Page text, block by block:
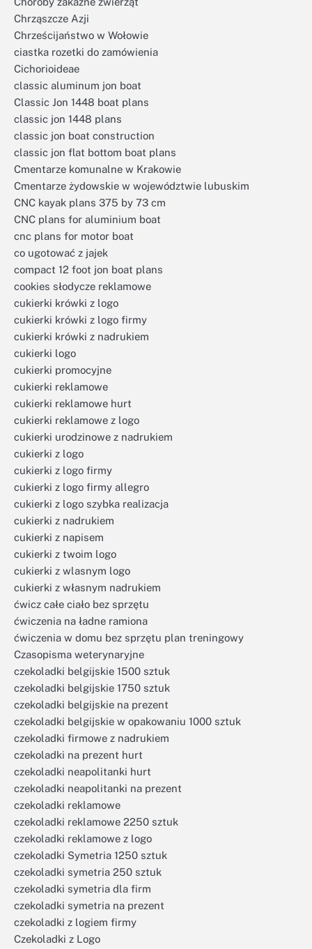
Chrząszcze Azji
Chrześcijaństwo w Wołowie
ciastka rozetki do zamówienia
Cichorioideae
classic aluminum jon boat
Classic Jon 1448 boat plans
classic jon 1448 plans
classic jon boat construction
classic jon flat bottom boat plans
Cmentarze komunalne w Krakowie
Cmentarze żydowskie w województwie lubuskim
CNC kayak plans 375 by 73 cm
CNC plans for aluminium boat
cnc plans for motor boat
co ugotować z jajek
compact 12 foot jon boat plans
cookies słodycze reklamowe
cukierki krówki z logo
cukierki krówki z logo firmy
cukierki krówki z nadrukiem
cukierki logo
cukierki promocyjne
cukierki reklamowe
cukierki reklamowe hurt
cukierki reklamowe z logo
cukierki urodzinowe z nadrukiem
cukierki z logo
cukierki z logo firmy
cukierki z logo firmy allegro
cukierki z logo szybka realizacja
cukierki z nadrukiem
cukierki z napisem
cukierki z twoim logo
cukierki z wlasnym logo
cukierki z własnym nadrukiem
ćwicz całe ciało bez sprzętu
ćwiczenia na ładne ramiona
ćwiczenia w domu bez sprzętu plan treningowy
Czasopisma weterynaryjne
czekoladki belgijskie 1500 sztuk
czekoladki belgijskie 1750 sztuk
czekoladki belgijskie na prezent
czekoladki belgijskie w opakowaniu 1000 sztuk
czekoladki firmowe z nadrukiem
czekoladki na prezent hurt
czekoladki neapolitanki hurt
czekoladki neapolitanki na prezent
czekoladki reklamowe
czekoladki reklamowe 2250 sztuk
czekoladki reklamowe z logo
czekoladki Symetria 1250 sztuk
czekoladki symetria 250 sztuk
czekoladki symetria dla firm
czekoladki symetria na prezent
czekoladki z logiem firmy
Czekoladki z Logo